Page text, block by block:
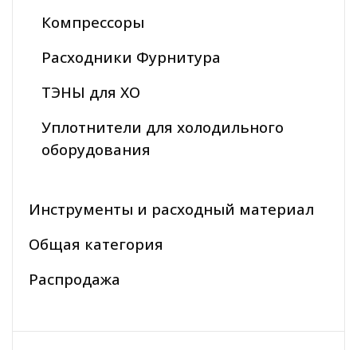
Компрессоры
Расходники Фурнитура
ТЭНЫ для ХО
Уплотнители для холодильного
оборудования
Инструменты и расходный материал
Общая категория
Распродажа